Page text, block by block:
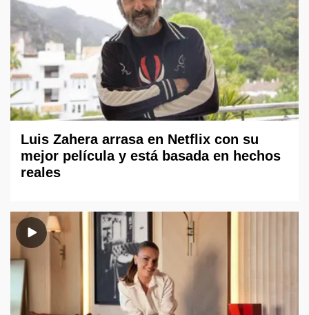
Luis Zahera arrasa en Netflix con su
mejor película y está basada en hechos
reales